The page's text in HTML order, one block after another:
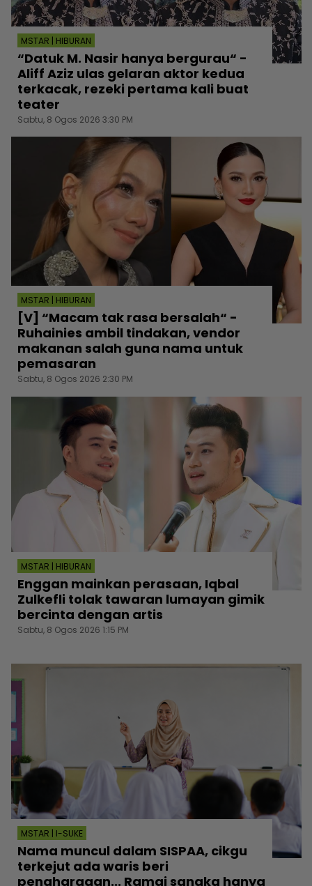
MSTAR | HIBURAN
“Datuk M. Nasir hanya bergurau“ -
Aliff Aziz ulas gelaran aktor kedua
terkacak, rezeki pertama kali buat
teater
Sabtu, 8 Ogos 2026 3:30 PM
MSTAR | HIBURAN
[V] “Macam tak rasa bersalah“ -
Ruhainies ambil tindakan, vendor
makanan salah guna nama untuk
pemasaran
Sabtu, 8 Ogos 2026 2:30 PM
MSTAR | HIBURAN
Enggan mainkan perasaan, Iqbal
Zulkefli tolak tawaran lumayan gimik
bercinta dengan artis
Sabtu, 8 Ogos 2026 1:15 PM
MSTAR | I-SUKE
Nama muncul dalam SISPAA, cikgu
terkejut ada waris beri
penghargaan... Ramai sangka hanya